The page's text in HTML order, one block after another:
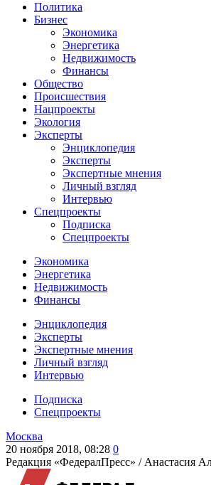
Политика
Бизнес
Экономика
Энергетика
Недвижимость
Финансы
Общество
Происшествия
Нацпроекты
Экология
Эксперты
Энциклопедия
Эксперты
Экспертные мнения
Личный взгляд
Интервью
Спецпроекты
Подписка
Спецпроекты
Экономика
Энергетика
Недвижимость
Финансы
Энциклопедия
Эксперты
Экспертные мнения
Личный взгляд
Интервью
Подписка
Спецпроекты
Москва
20 ноября 2018, 08:28 0
Редакция «ФедералПресс» / Анастасия